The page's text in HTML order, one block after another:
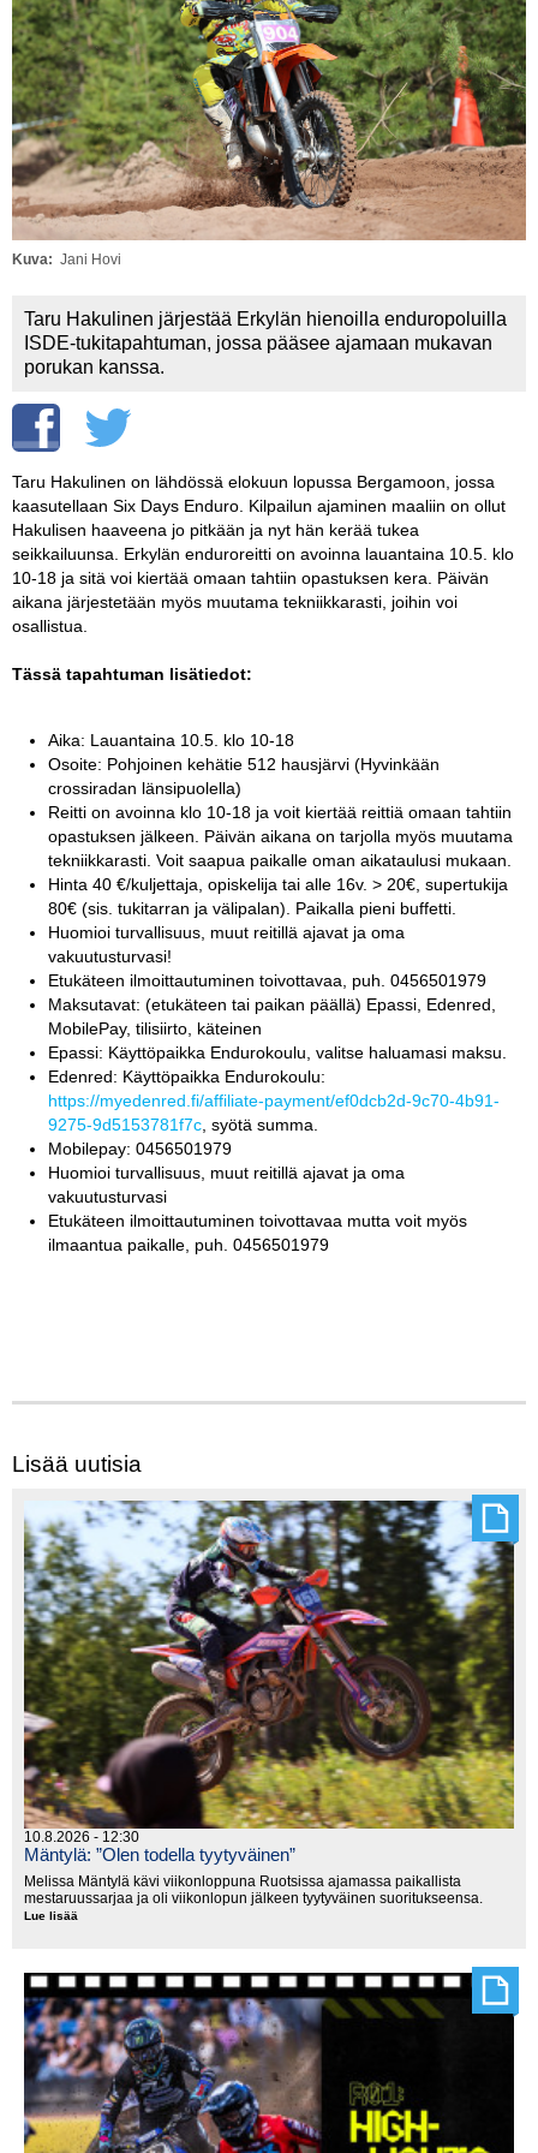
Vaihda salasana
MUUT LAJIT
YLEISTÄ ALALTA
LUE DIGILEHDET
ASIAKASPALVELU JA
OHJEET
YHTEYSTIEDOT
Kuva Jani Hovi
Taru Hakulinen järjestää Erkylän hienoilla enduropoluilla
ISDE-tukitapahtuman, jossa pääsee ajamaan mukavan
porukan kanssa.
Taru Hakulinen on lähdössä elokuun lopussa Bergamoon, jossa
kaasutellaan Six Days Enduro. Kilpailun ajaminen maaliin on ollut
Hakulisen haaveena jo pitkään ja nyt hän kerää tukea
seikkailuunsa. Erkylän enduroreitti on avoinna lauantaina 10.5. klo
10-18 ja sitä voi kiertää omaan tahtiin opastuksen kera. Päivän
aikana järjestetään myös muutama tekniikkarasti, joihin voi
osallistua.
Tässä tapahtuman lisätiedot:
Aika: Lauantaina 10.5. klo 10-18
Osoite: Pohjoinen kehätie 512 hausjärvi (Hyvinkään
crossiradan länsipuolella)
Reitti on avoinna klo 10-18 ja voit kiertää reittiä omaan tahtiin
opastuksen jälkeen. Päivän aikana on tarjolla myös muutama
tekniikkarasti. Voit saapua paikalle oman aikataulusi mukaan.
Hinta 40 €/kuljettaja, opiskelija tai alle 16v. > 20€, supertukija
80€ (sis. tukitarran ja välipalan). Paikalla pieni buffetti.
Huomioi turvallisuus, muut reitillä ajavat ja oma
vakuutusturvasi!
Etukäteen ilmoittautuminen toivottavaa, puh. 0456501979
Maksutavat: (etukäteen tai paikan päällä) Epassi, Edenred,
MobilePay, tilisiirto, käteinen
Epassi: Käyttöpaikka Endurokoulu, valitse haluamasi maksu.
Edenred: Käyttöpaikka Endurokoulu:
https://myedenred.fi/affiliate-payment/ef0dcb2d-9c70-4b91-
9275-9d5153781f7c , syötä summa.
Mobilepay: 0456501979
Huomioi turvallisuus, muut reitillä ajavat ja oma
vakuutusturvasi
Etukäteen ilmoittautuminen toivottavaa mutta voit myös
ilmaantua paikalle, puh. 0456501979
Lisää uutisia
10.8.2026 - 12:30
Mäntylä: ”Olen todella tyytyväinen”
Melissa Mäntylä kävi viikonloppuna Ruotsissa ajamassa paikallista
mestaruussarjaa ja oli viikonlopun jälkeen tyytyväinen suoritukseensa.
Lue lisää